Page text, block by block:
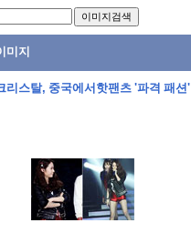
미지
리스탈, 중국에서핫팬츠 '파격 패션'